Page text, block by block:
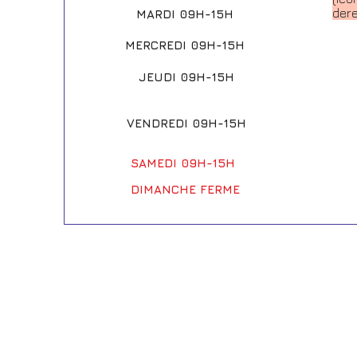
MARDI 09H-15H
MERCREDI 09H-15H
JEUDI 09H-15H
VENDREDI 09H-15H
SAMEDI 09H-15H
DIMANCHE FERME